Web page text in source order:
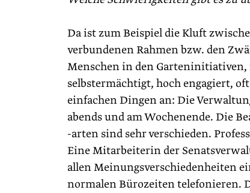
Da ist zum Beispiel die Kluft
verbundenen Rahmen bzw. den
Menschen in den
selbstermächtigt, hoch engagiert,
einfachen Dingen an: Die
abends und am Wochenende. Die
-arten sind sehr verschieden.
Eine Mitarbeiterin der
allen Meinungsverschiedenheiten
normalen Büro­zeiten telefonieren.